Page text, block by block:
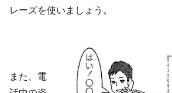
レーズを使いましょう。
また、電